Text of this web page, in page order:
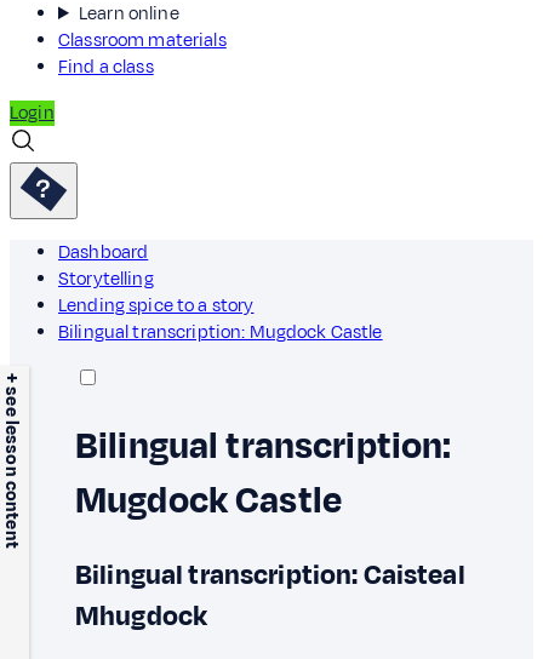
Learn online
Classroom materials
Find a class
Login
Dashboard
Storytelling
Lending spice to a story
Bilingual transcription: Mugdock Castle
+ see lesson content
Bilingual transcription:
Mugdock Castle
Bilingual transcription: Caisteal
Mhugdock